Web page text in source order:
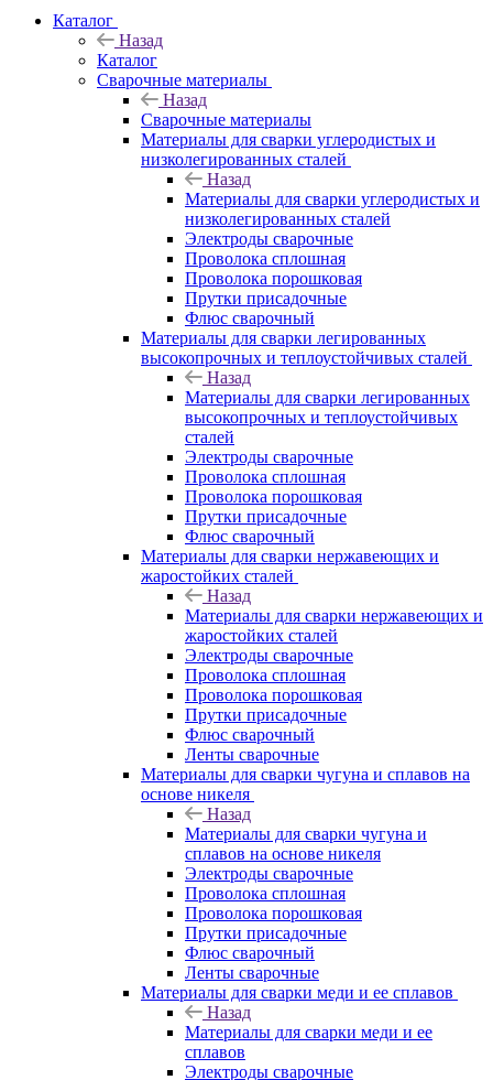
Каталог
Назад
Каталог
Сварочные материалы
Назад
Сварочные материалы
Материалы для сварки углеродистых и
низколегированных сталей
Назад
Материалы для сварки углеродистых и
низколегированных сталей
Электроды сварочные
Проволока сплошная
Проволока порошковая
Прутки присадочные
Флюс сварочный
Материалы для сварки легированных
высокопрочных и теплоустойчивых сталей
Назад
Материалы для сварки легированных
высокопрочных и теплоустойчивых
сталей
Электроды сварочные
Проволока сплошная
Проволока порошковая
Прутки присадочные
Флюс сварочный
Материалы для сварки нержавеющих и
жаростойких сталей
Назад
Материалы для сварки нержавеющих и
жаростойких сталей
Электроды сварочные
Проволока сплошная
Проволока порошковая
Прутки присадочные
Флюс сварочный
Ленты сварочные
Материалы для сварки чугуна и сплавов на
основе никеля
Назад
Материалы для сварки чугуна и
сплавов на основе никеля
Электроды сварочные
Проволока сплошная
Проволока порошковая
Прутки присадочные
Флюс сварочный
Ленты сварочные
Материалы для сварки меди и ее сплавов
Назад
Материалы для сварки меди и ее
сплавов
Электроды сварочные